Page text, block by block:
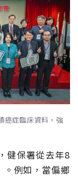
癌症臨床資料，強
健保署從去年8
。例如，當偏鄉